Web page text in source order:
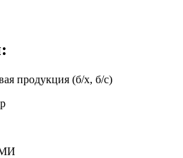
продукция (б/х, б/с)